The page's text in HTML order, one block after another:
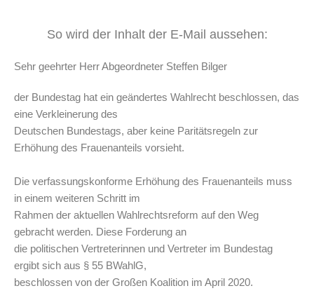
So wird der Inhalt der E-Mail aussehen:
Sehr geehrter Herr Abgeordneter Steffen Bilger
der Bundestag hat ein geändertes Wahlrecht beschlossen, das
eine Verkleinerung des
Deutschen Bundestags, aber keine Paritätsregeln zur
Erhöhung des Frauenanteils vorsieht.
Die verfassungskonforme Erhöhung des Frauenanteils muss
in einem weiteren Schritt im
Rahmen der aktuellen Wahlrechtsreform auf den Weg
gebracht werden. Diese Forderung an
die politischen Vertreterinnen und Vertreter im Bundestag
ergibt sich aus § 55 BWahlG,
beschlossen von der Großen Koalition im April 2020.